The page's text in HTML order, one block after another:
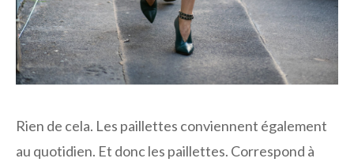
Rien de cela. Les paillettes conviennent également
au quotidien. Et donc les paillettes. Correspond à